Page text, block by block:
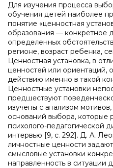
Для изучения процесса
обучения детей наиболее
понятие «ценностная
образования — конкретное
определенных
регионе, возраст ребенка,
Ценностная установка, в
ценностей или ориентаций,
действию именно в такой
Ценностные установки
предшествуют
изучены с анализом
оснований выбора, которые
психолого-педагогической
интервью [9, с. 292]. Д. А.
личностные ценности
смысловые установки
направленность в ситуации